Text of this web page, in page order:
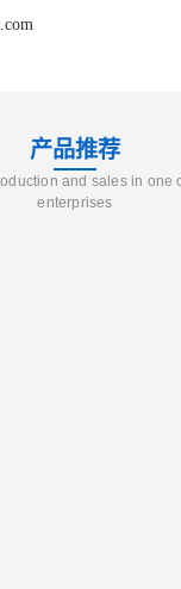
产品推荐
and sales in one
enterprises